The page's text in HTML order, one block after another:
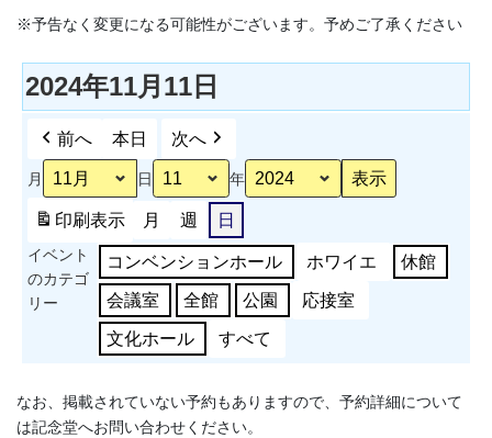
※予告なく変更になる可能性がございます。予めご了承ください
2024年11月11日
前へ 本日 次へ
月 日 年
印刷表示 月 週 日
イベント
のカテゴ
リー
コンベンションホール ホワイエ 休館
会議室 全館 公園 応接室
文化ホール すべて
なお、掲載されていない予約もありますので、予約詳細について
は記念堂へお問い合わせください。